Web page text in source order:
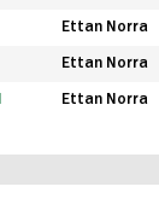
Ettan Norra
Ettan Norra
Ettan Norra